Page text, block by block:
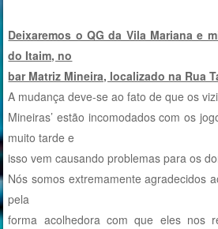
Deixaremos o QG da Vila Mariana e
do Itaim, no
bar Matriz Mineira, localizado na Rua
A mudança deve-se ao fato de que os
Mineiras’ estão incomodados com os
muito tarde e
isso vem causando problemas para os
Nós somos extremamente agradecidos
pela
forma acolhedora com que eles nos